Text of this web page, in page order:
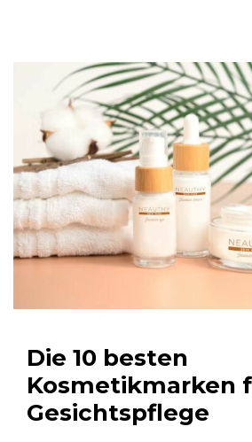
Die 10 besten
Kosmetikmarken
Gesichtspflege